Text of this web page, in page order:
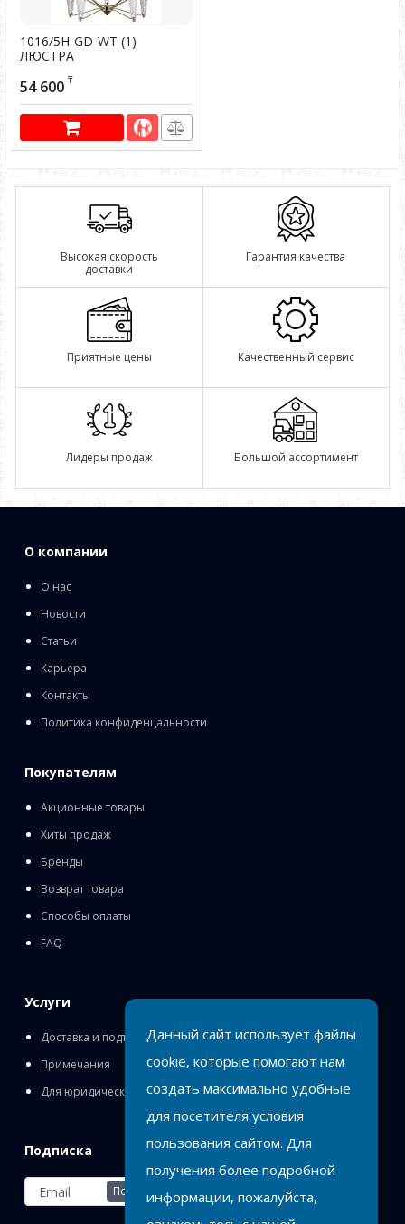
1016/5H-GD-WT (1)
ЛЮСТРА
500023
54 600 ₸
Высокая скорость
доставки
Гарантия качества
Приятные цены Качественный сервис
Лидеры продаж Большой ассортимент
О компании
О нас
Новости
Статьи
Карьера
Контакты
Политика конфиденцальности
Покупателям
Акционные товары
Хиты продаж
Бренды
Возврат товара
Способы оплаты
FAQ
Услуги
Доставка и подъём
Примечания
Для юридических лиц
Подписка
Подписаться
Данный сайт использует файлы
cookie, которые помогают нам
создать максимально удобные
для посетителя условия
пользования сайтом. Для
получения более подробной
информации, пожалуйста,